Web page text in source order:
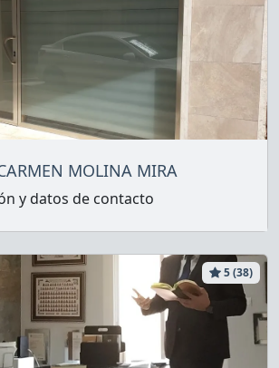
MOLINA MIRA
y datos de contacto
5 (38)